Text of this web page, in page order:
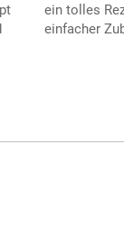
ein tolles
einfacher